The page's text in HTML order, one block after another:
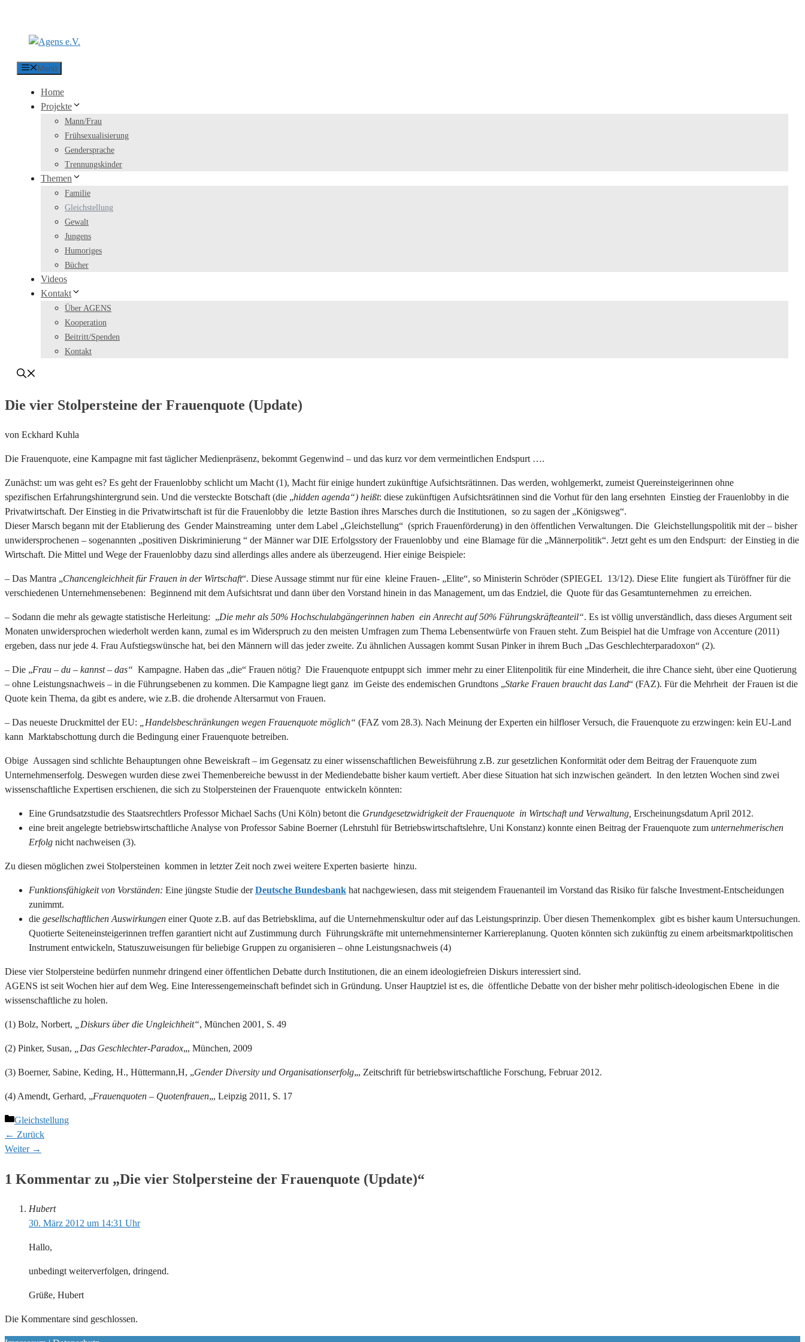
Menü
Home
Projekte
Mann/Frau
Frühsexualisierung
Gendersprache
Trennungskinder
Themen
Familie
Gleichstellung
Gewalt
Jungens
Humoriges
Bücher
Videos
Kontakt
Über AGENS
Kooperation
Beitritt/Spenden
Kontakt
Die vier Stolpersteine der Frauenquote (Update)
von Eckhard Kuhla
Die Frauenquote, eine Kampagne mit fast täglicher Medienpräsenz, bekommt Gegenwind – und das kurz vor dem vermeintlichen Endspurt ….
Zunächst: um was geht es? Es geht der Frauenlobby schlicht um Macht (1), Macht für einige hundert zukünftige Aufsichtsrätinnen. Das werden, wohlgemerkt, zumeist Quereinsteigerinnen ohne
spezifischen Erfahrungshintergrund sein. Und die versteckte Botschaft (die „hidden agenda“) heißt: diese zukünftigen Aufsichtsrätinnen sind die Vorhut für den lang ersehnten Einstieg der Frauenlobby in die
Privatwirtschaft. Der Einstieg in die Privatwirtschaft ist für die Frauenlobby die letzte Bastion ihres Marsches durch die Institutionen, so zu sagen der „Königsweg“.
Dieser Marsch begann mit der Etablierung des Gender Mainstreaming unter dem Label „Gleichstellung“ (sprich Frauenförderung) in den öffentlichen Verwaltungen. Die Gleichstellungspolitik mit der – bisher
unwidersprochenen – sogenannten „positiven Diskriminierung “ der Männer war DIE Erfolgsstory der Frauenlobby und eine Blamage für die „Männerpolitik“. Jetzt geht es um den Endspurt: der Einstieg in die
Wirtschaft. Die Mittel und Wege der Frauenlobby dazu sind allerdings alles andere als überzeugend. Hier einige Beispiele:
– Das Mantra „Chancengleichheit für Frauen in der Wirtschaft“. Diese Aussage stimmt nur für eine kleine Frauen- „Elite“, so Ministerin Schröder (SPIEGEL 13/12). Diese Elite fungiert als Türöffner für die
verschiedenen Unternehmensebenen: Beginnend mit dem Aufsichtsrat und dann über den Vorstand hinein in das Management, um das Endziel, die Quote für das Gesamtunternehmen zu erreichen.
– Sodann die mehr als gewagte statistische Herleitung: „Die mehr als 50% Hochschulabgängerinnen haben ein Anrecht auf 50% Führungskräfteanteil“. Es ist völlig unverständlich, dass dieses Argument seit
Monaten unwidersprochen wiederholt werden kann, zumal es im Widerspruch zu den meisten Umfragen zum Thema Lebensentwürfe von Frauen steht. Zum Beispiel hat die Umfrage von Accenture (2011)
ergeben, dass nur jede 4. Frau Aufstiegswünsche hat, bei den Männern will das jeder zweite. Zu ähnlichen Aussagen kommt Susan Pinker in ihrem Buch „Das Geschlechterparadoxon“ (2).
– Die „Frau – du – kannst – das“ Kampagne. Haben das „die“ Frauen nötig? Die Frauenquote entpuppt sich immer mehr zu einer Elitenpolitik für eine Minderheit, die ihre Chance sieht, über eine Quotierung
– ohne Leistungsnachweis – in die Führungsebenen zu kommen. Die Kampagne liegt ganz im Geiste des endemischen Grundtons „Starke Frauen braucht das Land“ (FAZ). Für die Mehrheit der Frauen ist die
Quote kein Thema, da gibt es andere, wie z.B. die drohende Altersarmut von Frauen.
– Das neueste Druckmittel der EU: „Handelsbeschränkungen wegen Frauenquote möglich“ (FAZ vom 28.3). Nach Meinung der Experten ein hilfloser Versuch, die Frauenquote zu erzwingen: kein EU-Land
kann Marktabschottung durch die Bedingung einer Frauenquote betreiben.
Obige Aussagen sind schlichte Behauptungen ohne Beweiskraft – im Gegensatz zu einer wissenschaftlichen Beweisführung z.B. zur gesetzlichen Konformität oder dem Beitrag der Frauenquote zum
Unternehmenserfolg. Deswegen wurden diese zwei Themenbereiche bewusst in der Mediendebatte bisher kaum vertieft. Aber diese Situation hat sich inzwischen geändert. In den letzten Wochen sind zwei
wissenschaftliche Expertisen erschienen, die sich zu Stolpersteinen der Frauenquote entwickeln könnten:
Eine Grundsatzstudie des Staatsrechtlers Professor Michael Sachs (Uni Köln) betont die Grundgesetzwidrigkeit der Frauenquote in Wirtschaft und Verwaltung, Erscheinungsdatum April 2012.
eine breit angelegte betriebswirtschaftliche Analyse von Professor Sabine Boerner (Lehrstuhl für Betriebswirtschaftslehre, Uni Konstanz) konnte einen Beitrag der Frauenquote zum unternehmerischen
Erfolg nicht nachweisen (3).
Zu diesen möglichen zwei Stolpersteinen kommen in letzter Zeit noch zwei weitere Experten basierte hinzu.
Funktionsfähigkeit von Vorständen: Eine jüngste Studie derDeutsche Bundesbank hat nachgewiesen, dass mit steigendem Frauenanteil im Vorstand das Risiko für falsche Investment-Entscheidungen
zunimmt.
die gesellschaftlichen Auswirkungen einer Quote z.B. auf das Betriebsklima, auf die Unternehmenskultur oder auf das Leistungsprinzip. Über diesen Themenkomplex gibt es bisher kaum Untersuchungen.
Quotierte Seiteneinsteigerinnen treffen garantiert nicht auf Zustimmung durch Führungskräfte mit unternehmensinterner Karriereplanung. Quoten könnten sich zukünftig zu einem arbeitsmarktpolitischen
Instrument entwickeln, Statuszuweisungen für beliebige Gruppen zu organisieren – ohne Leistungsnachweis (4)
Diese vier Stolpersteine bedürfen nunmehr dringend einer öffentlichen Debatte durch Institutionen, die an einem ideologiefreien Diskurs interessiert sind.
AGENS ist seit Wochen hier auf dem Weg. Eine Interessengemeinschaft befindet sich in Gründung. Unser Hauptziel ist es, die öffentliche Debatte von der bisher mehr politisch-ideologischen Ebene in die
wissenschaftliche zu holen.
(1) Bolz, Norbert, „Diskurs über die Ungleichheit“, München 2001, S. 49
(2) Pinker, Susan, „Das Geschlechter-Paradox„, München, 2009
(3) Boerner, Sabine, Keding, H., Hüttermann,H, „Gender Diversity und Organisationserfolg„, Zeitschrift für betriebswirtschaftliche Forschung, Februar 2012.
(4) Amendt, Gerhard, „Frauenquoten – Quotenfrauen„, Leipzig 2011, S. 17
Kategorien
Gleichstellung
← Zurück
Weiter →
1 Kommentar zu „Die vier Stolpersteine der Frauenquote (Update)“
Hubert
30. März 2012 um 14:31 Uhr
Hallo,
unbedingt weiterverfolgen, dringend.
Grüße, Hubert
Die Kommentare sind geschlossen.